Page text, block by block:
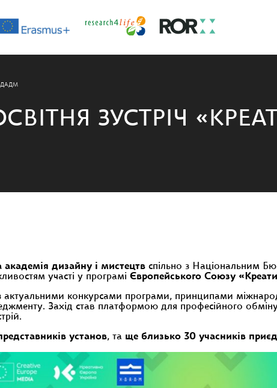
ХДАДМ
ЗУСТРІЧ
академія дизайну і мистецтв спільно з Національним
участі у програмі Європейського Союзу
конкурсами програми, принципами
Захід став платформою для професійного
установ, та ще близько 30 учасників